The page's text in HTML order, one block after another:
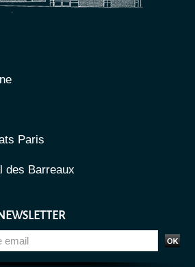
Paris
des Barreaux